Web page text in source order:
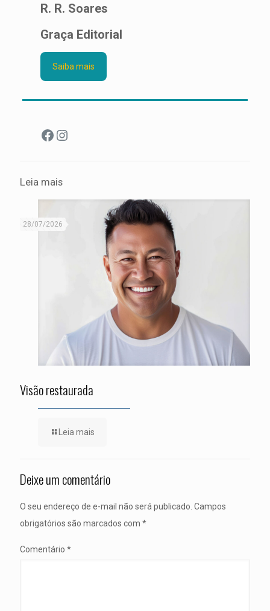
R. R. Soares
Graça Editorial
Saiba mais
Facebook
Instagram
Leia mais
28/07/2026
Visão restaurada
Leia mais
Deixe um comentário
O seu endereço de e-mail não será publicado. Campos
obrigatórios são marcados com *
Comentário *